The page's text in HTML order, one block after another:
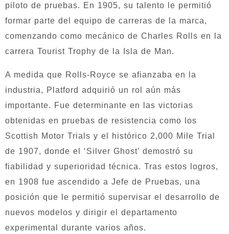
piloto de pruebas. En 1905, su talento le permitió
formar parte del equipo de carreras de la marca,
comenzando como mecánico de Charles Rolls en la
carrera Tourist Trophy de la Isla de Man.
A medida que Rolls-Royce se afianzaba en la
industria, Platford adquirió un rol aún más
importante. Fue determinante en las victorias
obtenidas en pruebas de resistencia como los
Scottish Motor Trials y el histórico 2,000 Mile Trial
de 1907, donde el ‘Silver Ghost’ demostró su
fiabilidad y superioridad técnica. Tras estos logros,
en 1908 fue ascendido a Jefe de Pruebas, una
posición que le permitió supervisar el desarrollo de
nuevos modelos y dirigir el departamento
experimental durante varios años.